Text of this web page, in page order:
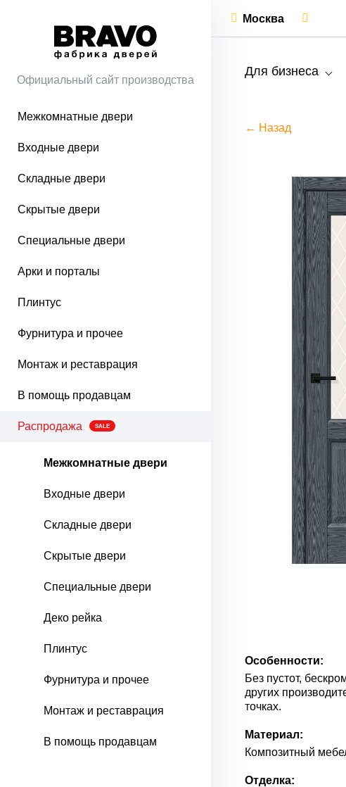
Официальный сайт производства
Межкомнатные двери
Входные двери
Складные двери
Скрытые двери
Специальные двери
Арки и порталы
Плинтус
Фурнитура и прочее
Монтаж и реставрация
В помощь продавцам
Распродажа SALE
Межкомнатные двери
Входные двери
Складные двери
Скрытые двери
Специальные двери
Деко рейка
Плинтус
Фурнитура и прочее
Монтаж и реставрация
В помощь продавцам
Москва
Для бизнеса
← Назад
Особенности:
Без пустот,
других
точках.
Материал:
Композитный
Отделка: